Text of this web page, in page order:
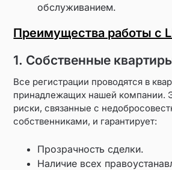
обслуживанием.
Преимущества работы с
1. Собственные
Все регистрации проводятся в
принадлежащих нашей компании.
риски, связанные с
собственниками, и гарантирует:
Прозрачность сделки.
Наличие всех